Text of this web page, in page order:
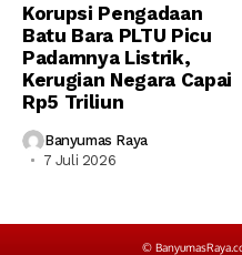
Korupsi Pengadaan
Batu Bara PLTU Picu
Padamnya Listrik,
Kerugian Negara Capai
Rp5 Triliun
Banyumas Raya
7 Juli 2026
©